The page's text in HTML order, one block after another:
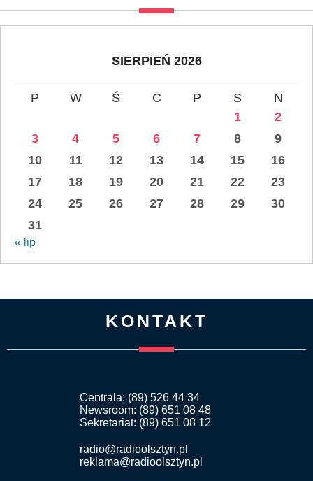
SIERPIEŃ 2026
P W Ś C P S
N
1
2
3
4 5 6 7 8
9
10
11 12 13 14 15
16
17
18 19 20 21 22
23
24
25 26 27 28 29
30
31
« lip
KONTAKT
Centrala: (89) 526 44 34
Newsroom: (89) 651 08 48
Sekretariat: (89) 651 08 12
radio@radioolsztyn.pl
reklama@radioolsztyn.pl